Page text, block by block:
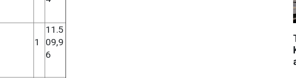
1
11.5
09,9
6